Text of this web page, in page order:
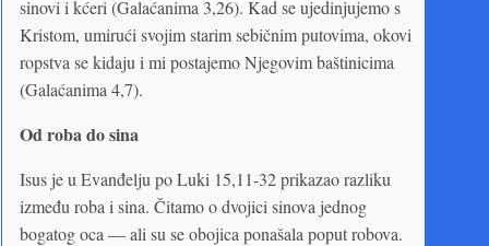
sinovi i kćeri (Galaćanima 3,26). Kad se ujedinjujemo s
Kristom, umirući svojim starim sebičnim putovima, okovi
ropstva se kidaju i mi postajemo Njegovim baštinicima
(Galaćanima 4,7).
Od roba do sina
Isus je u Evanđelju po Luki 15,11-32 prikazao razliku
između roba i sina. Čitamo o dvojici sinova jednog
bogatog oca — ali su se obojica ponašala poput robova.